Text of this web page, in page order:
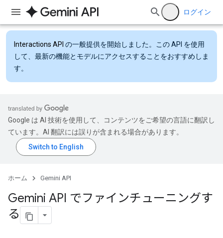
ログイン
Interactions API の一般提供を開始しました。この API を使用
して、最新の機能とモデルにアクセスすることをおすすめしま
す。
Google は AI 技術を使用して、コンテンツをご希望の言語に翻訳し
ています。AI 翻訳には誤りが含まれる場合があります。
ホーム Gemini API
Gemini API でファインチューニングす
る